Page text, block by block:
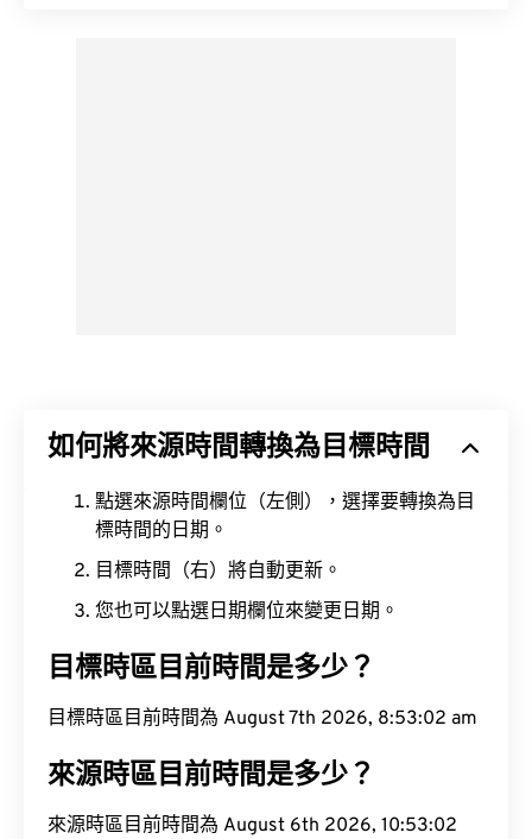
如何將來源時間轉換為目標時間
點選來源時間欄位（左側），選擇要轉換為目
標時間的日期。
目標時間（右）將自動更新。
您也可以點選日期欄位來變更日期。
目標時區目前時間是多少？
目標時區目前時間為 August 7th 2026, 8:53:03 am
來源時區目前時間是多少？
來源時區目前時間為 August 6th 2026, 10:53:03